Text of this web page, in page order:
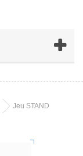
Jeu STAND